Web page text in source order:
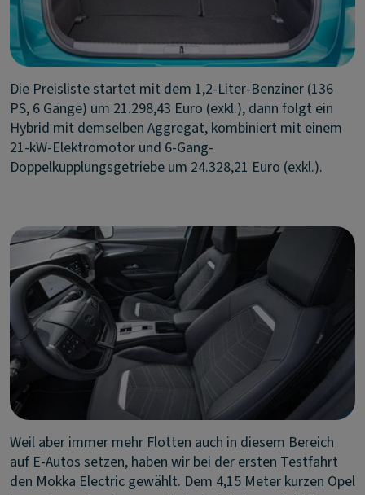
Die Preisliste startet mit dem 1,2-Liter-Benziner (136
PS, 6 Gänge) um 21.298,43 Euro (exkl.), dann folgt ein
Hybrid mit demselben Aggregat, kombiniert mit einem
21-kW-Elektromotor und 6-Gang-
Doppelkupplungsgetriebe um 24.328,21 Euro (exkl.).
Weil aber immer mehr Flotten auch in diesem Bereich
auf E-Autos setzen, haben wir bei der ersten Testfahrt
den Mokka Electric gewählt. Dem 4,15 Meter kurzen Opel